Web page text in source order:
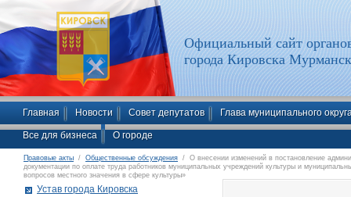
Официальный сайт
города Кировска
Главная Новости Совет депутатов Глава муниципального
Все для бизнеса О городе
Правовые акты / Общественные обсуждения / О внесении изменений в постановление
документации по оплате труда работников муниципальных учреждений культуры и
вопросов местного значения в сфере культуры»
Устав города Кировска